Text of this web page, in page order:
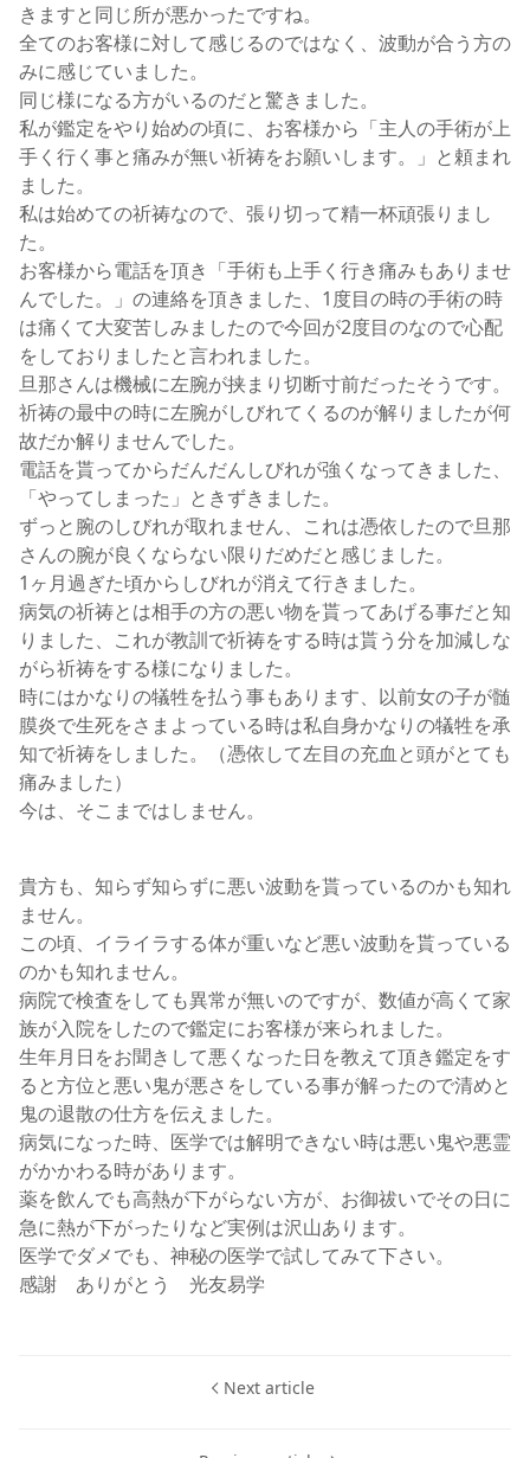
きますと同じ所が悪かったですね。
全てのお客様に対して感じるのではなく、波動が合う方の
みに感じていました。
同じ様になる方がいるのだと驚きました。
私が鑑定をやり始めの頃に、お客様から「主人の手術が上
手く行く事と痛みが無い祈祷をお願いします。」と頼まれ
ました。
私は始めての祈祷なので、張り切って精一杯頑張りまし
た。
お客様から電話を頂き「手術も上手く行き痛みもありませ
んでした。」の連絡を頂きました、1度目の時の手術の時
は痛くて大変苦しみましたので今回が2度目のなので心配
をしておりましたと言われました。
旦那さんは機械に左腕が挟まり切断寸前だったそうです。
祈祷の最中の時に左腕がしびれてくるのが解りましたが何
故だか解りませんでした。
電話を貰ってからだんだんしびれが強くなってきました、
「やってしまった」ときずきました。
ずっと腕のしびれが取れません、これは憑依したので旦那
さんの腕が良くならない限りだめだと感じました。
1ヶ月過ぎた頃からしびれが消えて行きました。
病気の祈祷とは相手の方の悪い物を貰ってあげる事だと知
りました、これが教訓で祈祷をする時は貰う分を加減しな
がら祈祷をする様になりました。
時にはかなりの犠牲を払う事もあります、以前女の子が髄
膜炎で生死をさまよっている時は私自身かなりの犠牲を承
知で祈祷をしました。（憑依して左目の充血と頭がとても
痛みました）
今は、そこまではしません。
貴方も、知らず知らずに悪い波動を貰っているのかも知れ
ません。
この頃、イライラする体が重いなど悪い波動を貰っている
のかも知れません。
病院で検査をしても異常が無いのですが、数値が高くて家
族が入院をしたので鑑定にお客様が来られました。
生年月日をお聞きして悪くなった日を教えて頂き鑑定をす
ると方位と悪い鬼が悪さをしている事が解ったので清めと
鬼の退散の仕方を伝えました。
病気になった時、医学では解明できない時は悪い鬼や悪霊
がかかわる時があります。
薬を飲んでも高熱が下がらない方が、お御祓いでその日に
急に熱が下がったりなど実例は沢山あります。
医学でダメでも、神秘の医学で試してみて下さい。
感謝 ありがとう 光友易学
Next article